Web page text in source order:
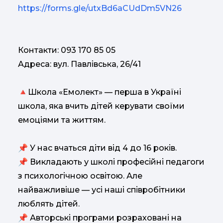
https://forms.gle/utxBd6aCUdDm5VN26
Контакти: 093 170 85 05
Адреса: вул. Павлівська, 26/41
🔺Школа «Емолект» — перша в Україні
школа, яка вчить дітей керувати своїми
емоціями та життям.
📌 У нас вчаться діти від 4 до 16 років.
📌 Викладають у школі професійні педагоги
з психологічною освітою. Але
найважливіше — усі наші співробітники
люблять дітей.
📌 Авторські програми розраховані на